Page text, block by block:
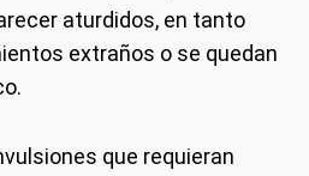
aturdidos, en tanto
extraños o se quedan
que requieran